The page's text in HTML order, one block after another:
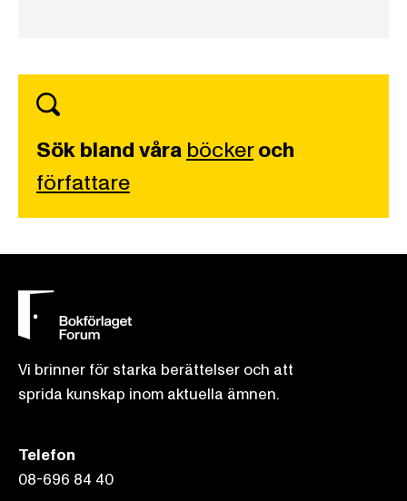
Sök bland våra böckeroch
författare
Vi brinner för starka berättelser och att
sprida kunskap inom aktuella ämnen.
Telefon
08-696 84 40